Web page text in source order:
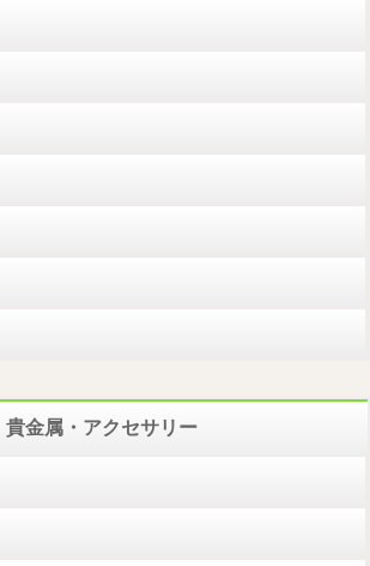
貴金属・アクセサリー